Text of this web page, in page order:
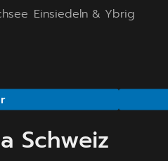
Einsiedeln & Ybrig
Schweiz